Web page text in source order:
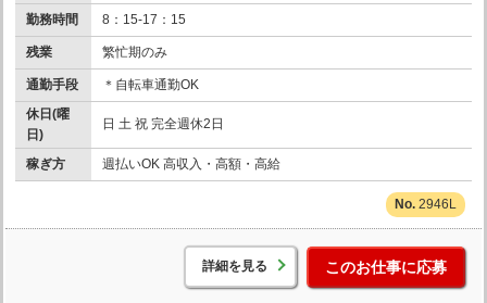
勤務時間 8：15-17：15
残業 繁忙期のみ
通勤手段
＊自転車通勤OK
休日(曜
日)
日 土 祝 完全週休2日
稼ぎ方 週払いOK 高収入・高額・高給
2946L
詳細を見る このお仕事に応募